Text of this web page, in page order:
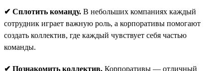
✔ Сплотить команду. В небольших компаниях каждый
сотрудник играет важную роль, а корпоративы помогают
создать коллектив, где каждый чувствует себя частью
команды.
✔ Познакомить коллектив. Корпоративы — отличный